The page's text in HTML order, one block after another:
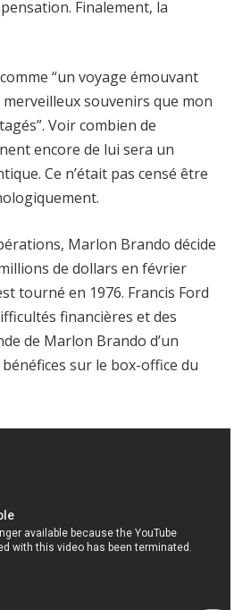
Finalement, la
“un voyage émouvant
souvenirs que mon
Voir combien de
encore de lui sera un
Ce n’était pas censé être
Marlon Brando décide
de dollars en février
tourné en 1976. Francis Ford
financières et des
de Marlon Brando d’un
sur le box-office du